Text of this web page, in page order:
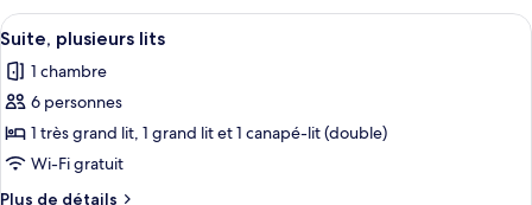
lits
doubles
type
de
chambre
Chambre
Standard,
lits
doubles
Afficher
toutes
les
photos
pour
ce
type
Une chambre d’hôtel équipée d’un
3
Suite, plusieurs lits
1 chambre
6 personnes
1 très grand lit, 1 grand lit et 1 canapé-lit (double)
Wi-Fi gratuit
Plus de détails
Plus